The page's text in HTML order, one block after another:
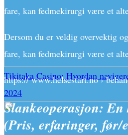
Tikitaka Casino: Hvordan
2024
fare, kan fedmekirurgi være et
Dersom du er veldig overvektig
fare, kan fedmekirurgi være et
https:// www.helsestart.no ›
Slankeoperasjon:
(Pris, erfaringer, før/